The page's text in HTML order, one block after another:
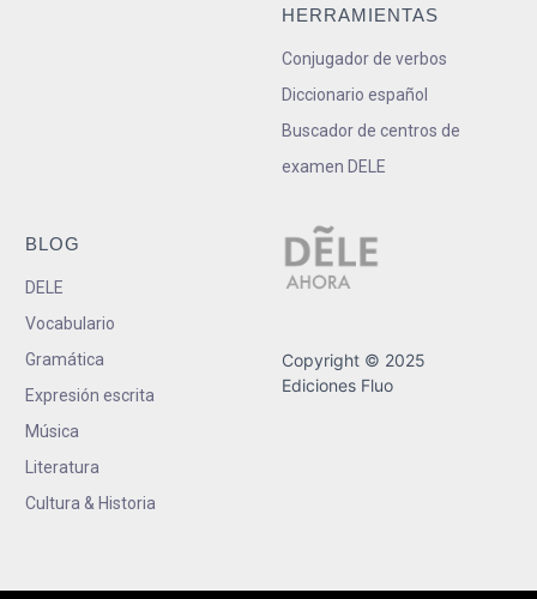
HERRAMIENTAS
Conjugador de verbos
Diccionario español
Buscador de centros de
examen DELE
BLOG
DELE
Vocabulario
Gramática
Expresión escrita
Música
Literatura
Cultura & Historia
Copyright © 2025
Ediciones Fluo